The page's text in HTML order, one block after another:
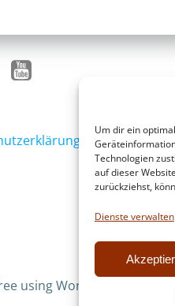
Um dir ein
Technologien
auf dieser
zurückziehst,
Dienste verwalten
using WordPress and